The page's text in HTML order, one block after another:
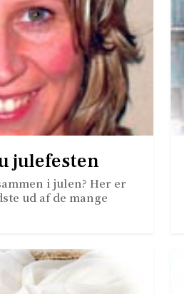
julefesten
i julen? Her er
ud af de mange